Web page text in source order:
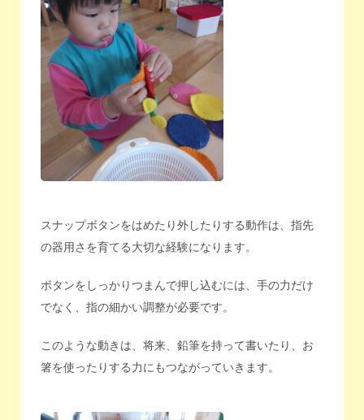
スナップボタンをはめたり外したりする動作は、指先
の器用さを育てる大切な経験になります。
ボタンをしっかりつまんで押し込むには、手の力だけ
でなく、指の細かい調整が必要です。
このような動きは、将来、鉛筆を持って書いたり、お
箸を使ったりする力にもつながっていきます。